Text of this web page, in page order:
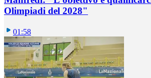
Olimpiadi del 2028"
01:58